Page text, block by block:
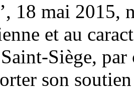
18 mai 2015,
et au
Siège,
son